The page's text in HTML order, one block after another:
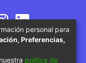
personal para
Preferencias,
política de